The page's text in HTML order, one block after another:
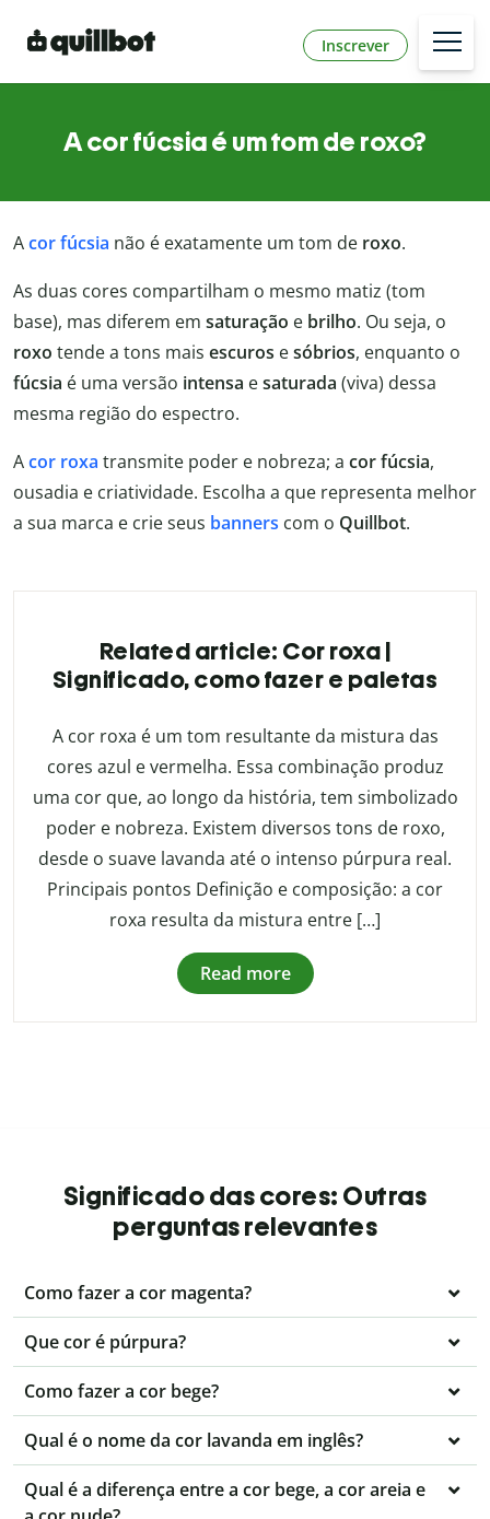
Inscrever
A cor fúcsia é um tom de roxo?
Acor fúcsia não é exatamente um tom de roxo.
As duas cores compartilham o mesmo matiz (tom
base), mas diferem em saturação e brilho. Ou seja, o
roxo tende a tons mais escuros esóbrios, enquanto o
fúcsia é uma versão intensa esaturada (viva) dessa
mesma região do espectro.
Acor roxa transmite poder e nobreza; a cor fúcsia,
ousadia e criatividade. Escolha a que representa melhor
a sua marca e crie seus banners com o Quillbot.
Related article: Cor roxa |
Significado, como fazer e paletas
A cor roxa é um tom resultante da mistura das
cores azul e vermelha. Essa combinação produz
uma cor que, ao longo da história, tem simbolizado
poder e nobreza. Existem diversos tons de roxo,
desde o suave lavanda até o intenso púrpura real.
Principais pontos Definição e composição: a cor
roxa resulta da mistura entre […]
Read more
Significado das cores: Outras
perguntas relevantes
Como fazer a cor magenta?
Que cor é púrpura?
Como fazer a cor bege?
Qual é o nome da cor lavanda em inglês?
Qual é a diferença entre a cor bege, a cor areia e